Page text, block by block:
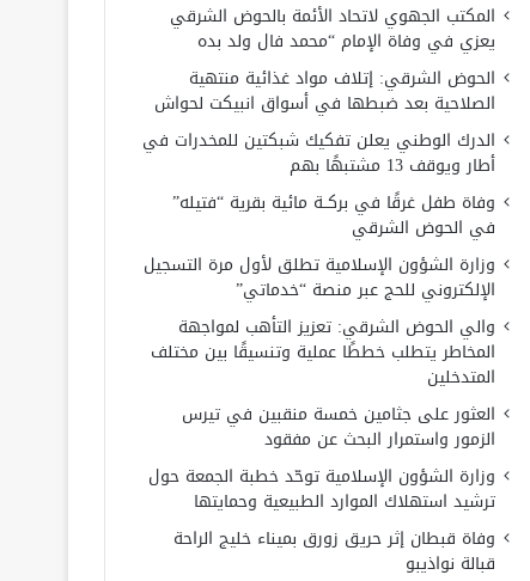
المكتب الجهوي لاتحاد الأئمة بالحوض الشرقي
يعزي في وفاة الإمام “محمد فال ولد بده
الحوض الشرقي: إتلاف مواد غذائية منتهية
الصلاحية بعد ضبطها في أسواق انبيكت لحواش
الدرك الوطني يعلن تفكيك شبكتين للمخدرات في
أطار ويوقف 13 مشتبهًا بهم
وفاة طفل غرقًا في بركــة مائية بقرية “فتيله”
في الحوض الشرقي
وزارة الشؤون الإسلامية تطلق لأول مرة التسجيل
الإلكتروني للحج عبر منصة “خدماتي”
والي الحوض الشرقي: تعزيز التأهب لمواجهة
المخاطر يتطلب خططًا عملية وتنسيقًا بين مختلف
المتدخلين
العثور على جثامين خمسة منقبين في تيرس
الزمور واستمرار البحث عن مفقود
وزارة الشؤون الإسلامية توحّد خطبة الجمعة حول
ترشيد استهلاك الموارد الطبيعية وحمايتها
وفاة قبطان إثر حريق زورق بميناء خليج الراحة
قبالة نواذيبو